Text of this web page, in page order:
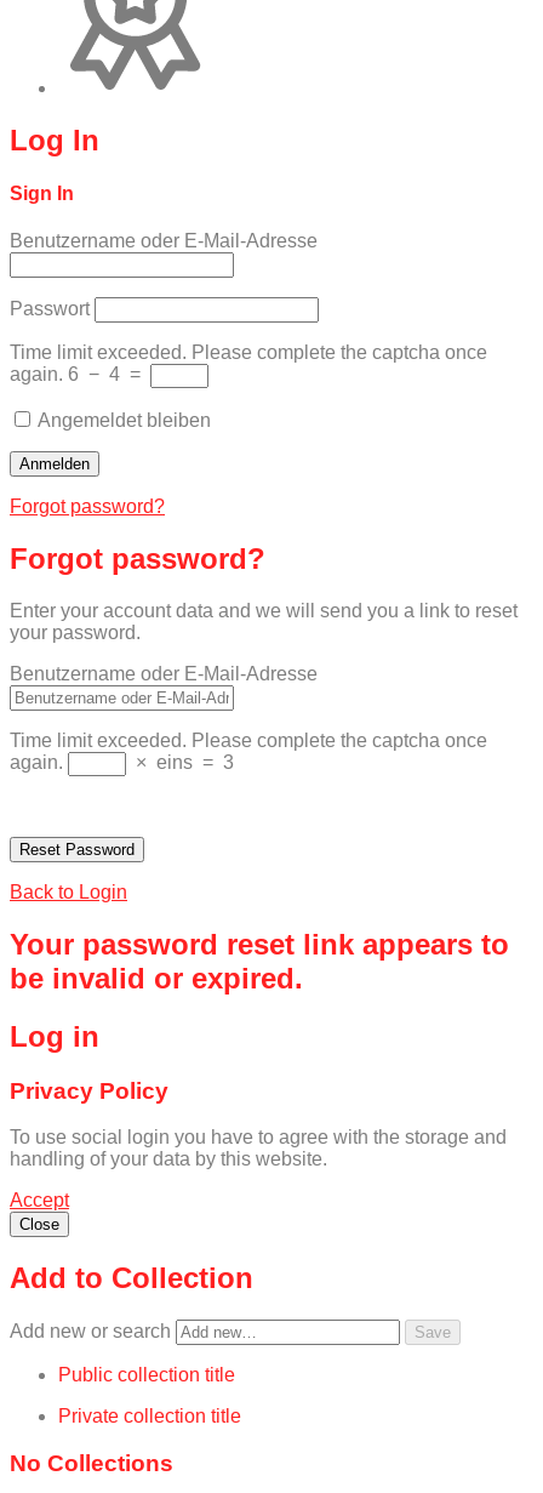
Log In
Sign In
Benutzername oder E-Mail-Adresse
Passwort
Time limit exceeded. Please complete the captcha once
again. 6 − 4 =
Angemeldet bleiben
Forgot password?
Forgot password?
Enter your account data and we will send you a link to reset
your password.
Benutzername oder E-Mail-Adresse
Time limit exceeded. Please complete the captcha once
again.
× eins = 3
Back to Login
Your password reset link appears to
be invalid or expired.
Log in
Privacy Policy
To use social login you have to agree with the storage and
handling of your data by this website.
Accept
Close
Add to Collection
Add new or search
Public collection title
Private collection title
No Collections